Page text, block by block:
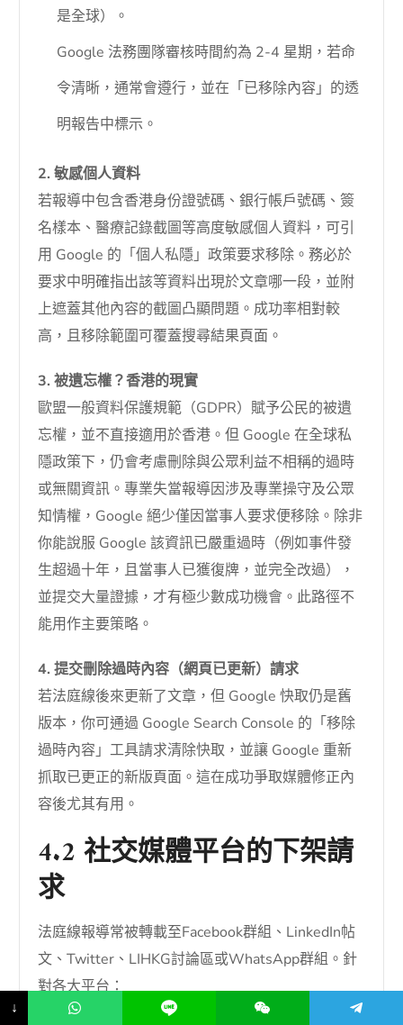
是全球）。
Google 法務團隊審核時間約為 2-4 星期，若命
令清晰，通常會遵行，並在「已移除內容」的透
明報告中標示。
2. 敏感個人資料
若報導中包含香港身份證號碼、銀行帳戶號碼、簽
名樣本、醫療記錄截圖等高度敏感個人資料，可引
用 Google 的「個人私隱」政策要求移除。務必於
要求中明確指出該等資料出現於文章哪一段，並附
上遮蓋其他內容的截圖凸顯問題。成功率相對較
高，且移除範圍可覆蓋搜尋結果頁面。
3. 被遺忘權？香港的現實
歐盟一般資料保護規範（GDPR）賦予公民的被遺
忘權，並不直接適用於香港。但 Google 在全球私
隱政策下，仍會考慮刪除與公眾利益不相稱的過時
或無關資訊。專業失當報導因涉及專業操守及公眾
知情權，Google 絕少僅因當事人要求便移除。除非
你能說服 Google 該資訊已嚴重過時（例如事件發
生超過十年，且當事人已獲復牌，並完全改過），
並提交大量證據，才有極少數成功機會。此路徑不
能用作主要策略。
4. 提交刪除過時內容（網頁已更新）請求
若法庭線後來更新了文章，但 Google 快取仍是舊
版本，你可通過 Google Search Console 的「移除
過時內容」工具請求清除快取，並讓 Google 重新
抓取已更正的新版頁面。這在成功爭取媒體修正內
容後尤其有用。
4.2 社交媒體平台的下架請
求
法庭線報導常被轉載至Facebook群組、LinkedIn帖
文、Twitter、LIHKG討論區或WhatsApp群組。針
對各大平台：
↓